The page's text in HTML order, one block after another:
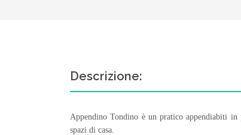
Descrizione:
Appendino Tondino è un pratico appendiabiti in
spazi di casa.